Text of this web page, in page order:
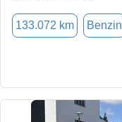
133.072 km Benzin